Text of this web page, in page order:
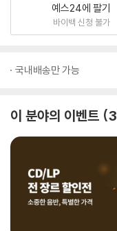
예스24에 팔기
바이백 신청 불가
국내배송만 가능
이 분야의 이벤트 3